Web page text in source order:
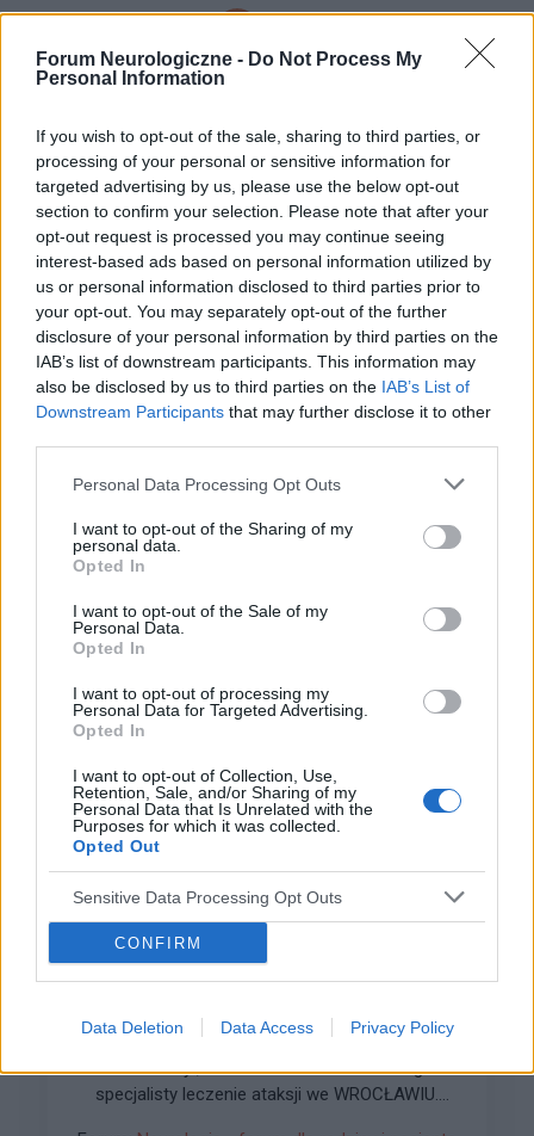
Forum Neurologiczne - Do Not Process My
Personal Information
If you wish to opt-out of the sale, sharing to third parties, or
processing of your personal or sensitive information for
targeted advertising by us, please use the below opt-out
section to confirm your selection. Please note that after your
opt-out request is processed you may continue seeing
interest-based ads based on personal information utilized by
us or personal information disclosed to third parties prior to
your opt-out. You may separately opt-out of the further
disclosure of your personal information by third parties on the
IAB’s list of downstream participants. This information may
also be disclosed by us to third parties on the IAB’s List of
Downstream Participants that may further disclose it to other
Personal Data Processing Opt Outs
I want to opt-out of the Sharing of my
personal data.
Opted In
I want to opt-out of the Sale of my
Personal Data.
Opted In
I want to opt-out of processing my
Personal Data for Targeted Advertising.
Opted In
I want to opt-out of Collection, Use,
Retention, Sale, and/or Sharing of my
Personal Data that Is Unrelated with the
Purposes for which it was collected.
Opted Out
Sensitive Data Processing Opt Outs
CONFIRM
Data Deletion Data Access Privacy Policy
Dodaj zdjęcie:
WYBIERZ PLIK
Wysyłaj powiadomienia o odpowiedzi
WYŚLIJ
1 ... 2900 2901 2902 2903 2906
ZOBACZ INNE DYSKUSJE
gość
ATAKSJA
Dzień dobry , mam 75lat i szukam dobrego
specjalisty leczenie ataksji we WROCŁAWIU.